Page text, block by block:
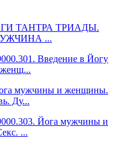
ТАНТРА ТРИАДЫ.
...
Введение в Йогу
мужчины и женщины.
Ду...
Йога мужчины и
...